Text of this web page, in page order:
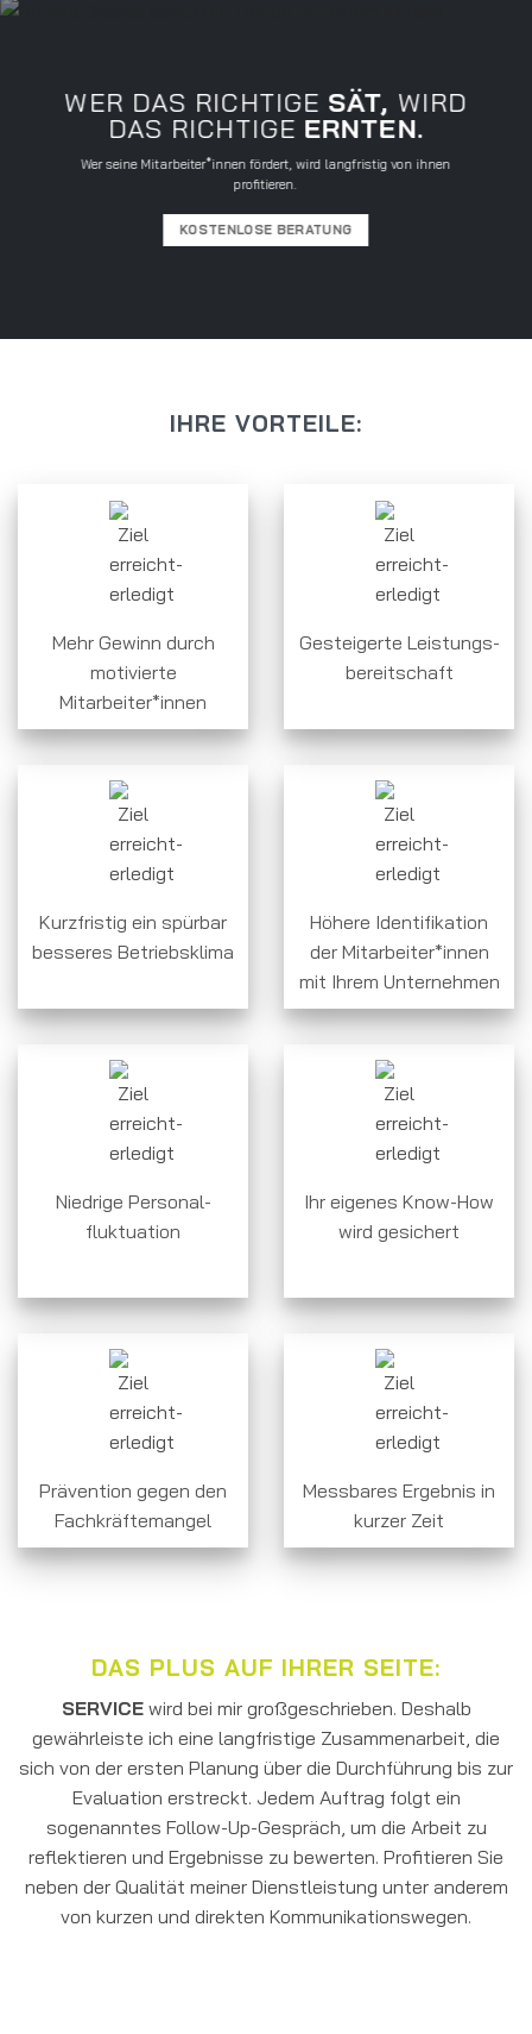
WER DAS RICHTIGE SÄT, WIRD
DAS RICHTIGE ERNTEN.
Wer seine Mitarbeiter*innen fördert, wird langfristig von ihnen
profitieren.
KOSTENLOSE BERATUNG
IHRE VORTEILE:
Mehr Gewinn durch
motivierte
Mitarbeiter*innen
Gesteigerte Leistungs-
bereitschaft
Kurzfristig ein spürbar
besseres Betriebsklima
Höhere Identifikation
der Mitarbeiter*innen
mit Ihrem Unternehmen
Niedrige Personal-
fluktuation
Ihr eigenes Know-How
wird gesichert
Prävention gegen den
Fachkräftemangel
Messbares Ergebnis in
kurzer Zeit
DAS PLUS AUF IHRER SEITE:
SERVICEwird bei mir großgeschrieben. Deshalb
gewährleiste ich eine langfristige Zusammenarbeit, die
sich von der ersten Planung über die Durchführung bis zur
Evaluation erstreckt. Jedem Auftrag folgt ein
sogenanntes Follow-Up-Gespräch, um die Arbeit zu
reflektieren und Ergebnisse zu bewerten. Profitieren Sie
neben der Qualität meiner Dienstleistung unter anderem
von kurzen und direkten Kommunikationswegen.